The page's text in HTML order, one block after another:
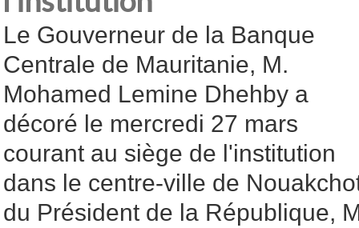
Le Gouverneur de la Banque
Centrale de Mauritanie, M.
Mohamed Lemine Dhehby a
décoré le mercredi 27 mars
courant au siège de l'institution
dans le centre-ville de
du Président de la République,